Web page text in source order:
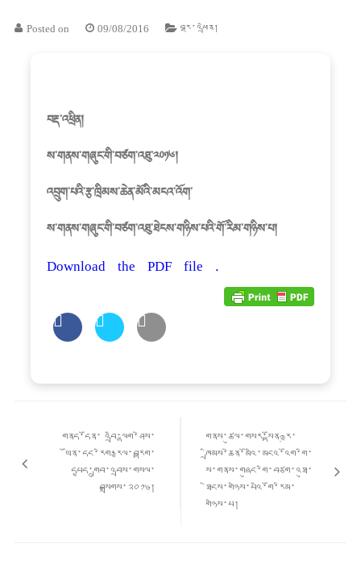
Posted on 09/08/2016 བརྡ་འཕྲིན།
བརྡ་འཕྲིན།
ས་གནས་གཞུང་གི་བཙག་འཐུ་༢༠༡༦།
འབྲུག་པའི་རྩ་ཁྲིམས་ཆེན་མོའི་མངའ་འོག་
ས་གནས་གཞུང་གི་བཙག་འཐུ་ཐེངས་གཉིས་པའི་གོ་རིམ་གཉིས་པ།
Download the PDF file .
ལམ།
གནད་དོན་ འབྲི་ལྷག་ཤེས་
ཡོན་དང་རིག་རྩལ་བརྟག་
དཔྱད་གྲུབ་འབྲས་གསལ་
བསྒྲགས་༢༠༡༦།
གནས་ཚུལ་གསར་སྟོན: རྩ་
ཁྲིམས་ཆེན་མོའི་མངའ་འོག་གི་
ས་གནས་གཞུང་གི་བཙག་འཐུ་
ཐེངས་གཉིས་པའི་གོ་རིམ་
གཉིས་པ།